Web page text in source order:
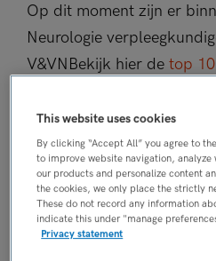
Op dit moment zijn er
Neurologie
V&VN Bekijk hier de top
We hebben8vacatures voor
This website uses cookies
By clicking “Accept All” you agree to
to improve website navigation,
our products and personalize content
the cookies, we only place the strictly
These do not record any information
indicate this under "manage
Privacy statement